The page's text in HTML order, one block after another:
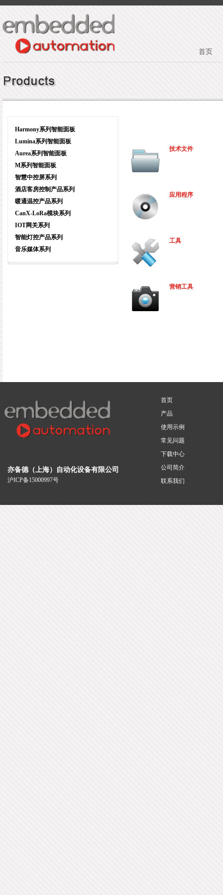
首页
Harmony系列智能面板
Lumina系列智能面板
Aurea系列智能面板
M系列智能面板
智慧中控屏系列
酒店客房控制产品系列
暖通温控产品系列
CanX-LoRa模块系列
IOT网关系列
智能灯控产品系列
音乐媒体系列
技术文件
应用程序
工具
营销工具
亦备德（上海）自动化设备有限公司
沪ICP备15000997号
首页
产品
使用示例
常见问题
下载中心
公司简介
联系我们